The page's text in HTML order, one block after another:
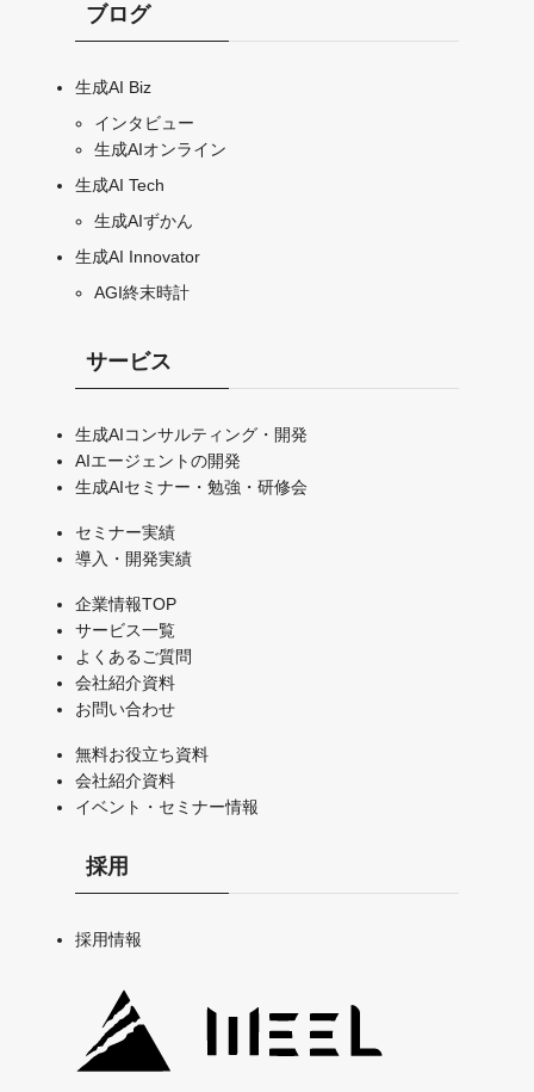
ブログ
生成AI Biz
インタビュー
生成AIオンライン
生成AI Tech
生成AIずかん
生成AI Innovator
AGI終末時計
サービス
生成AIコンサルティング・開発
AIエージェントの開発
生成AIセミナー・勉強・研修会
セミナー実績
導入・開発実績
企業情報TOP
サービス一覧
よくあるご質問
会社紹介資料
お問い合わせ
無料お役立ち資料
会社紹介資料
イベント・セミナー情報
採用
採用情報